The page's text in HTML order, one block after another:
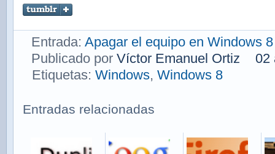
Entrada: Apagar el equipo en Windows 8
Publicado por Víctor Emanuel Ortiz
02
Etiquetas: Windows, Windows 8
Entradas relacionadas